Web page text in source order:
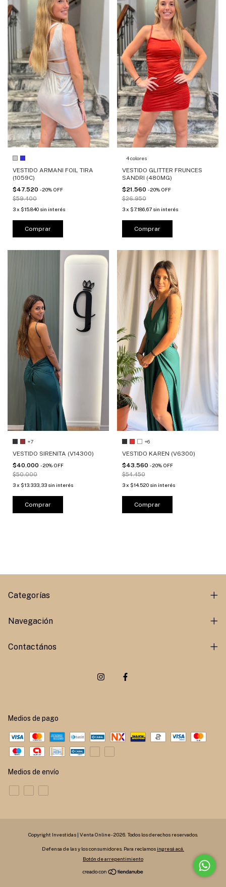
VESTIDO ARMANI FOIL TIRA
(1059C)
$47.520 -20% OFF
$59.400
3x $15.840 sin interés
Comprar
4 colores
VESTIDO GLITTER FRUNCES
SANDRI (480MG)
$21.560 -20% OFF
$26.950
3 x $7.186,67 sin interés
Comprar
+7
VESTIDO SIRENITA (V14300)
$40.000 -20% OFF
$50.000
3x $13.333,33 sin interés
Comprar
+6
VESTIDO KAREN (V6300)
$43.560 -20% OFF
$54.450
3 x $14.520 sin interés
Comprar
Categorías
Navegación
Contactános
Medios de pago
Medios de envío
Copyright Investidas | Venta Online - 2026. Todos los derechos reservados.
Defensa de las y los consumidores. Para reclamos ingresá acá.
Botón de arrepentimiento